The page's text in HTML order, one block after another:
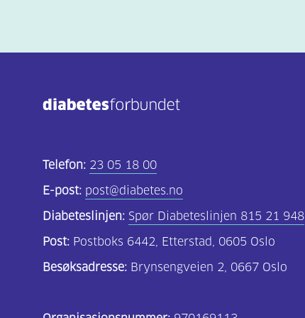
Telefon: 23 05 18 00
E-post: post@diabetes.no
Diabeteslinjen: Spør Diabeteslinjen 815 21 948
Post: Postboks 6442, Etterstad, 0605 Oslo
Besøksadresse: Brynsengveien 2, 0667 Oslo